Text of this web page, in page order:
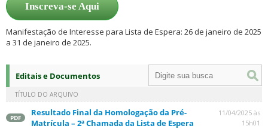
Inscreva-se Aqui
Manifestação de Interesse para Lista de Espera: 26 de janeiro de 2025
a 31 de janeiro de 2025.
Editais e Documentos
TÍTULO DO ARQUIVO
PDF
Resultado Final da Homologação da Pré-
Matrícula – 2ª Chamada da Lista de Espera
11/04/2025 às
15h01